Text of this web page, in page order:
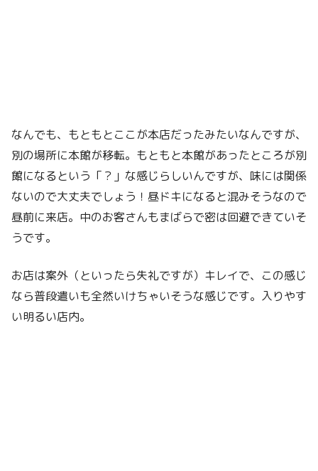
なんでも、もともとここが本店だったみたいなんですが、
別の場所に本館が移転。もともと本館があったところが別
館になるという「？」な感じらしいんですが、味には関係
ないので大丈夫でしょう！昼ドキになると混みそうなので
昼前に来店。中のお客さんもまばらで密は回避できていそ
うです。
お店は案外（といったら失礼ですが）キレイで、この感じ
なら普段遣いも全然いけちゃいそうな感じです。入りやす
い明るい店内。